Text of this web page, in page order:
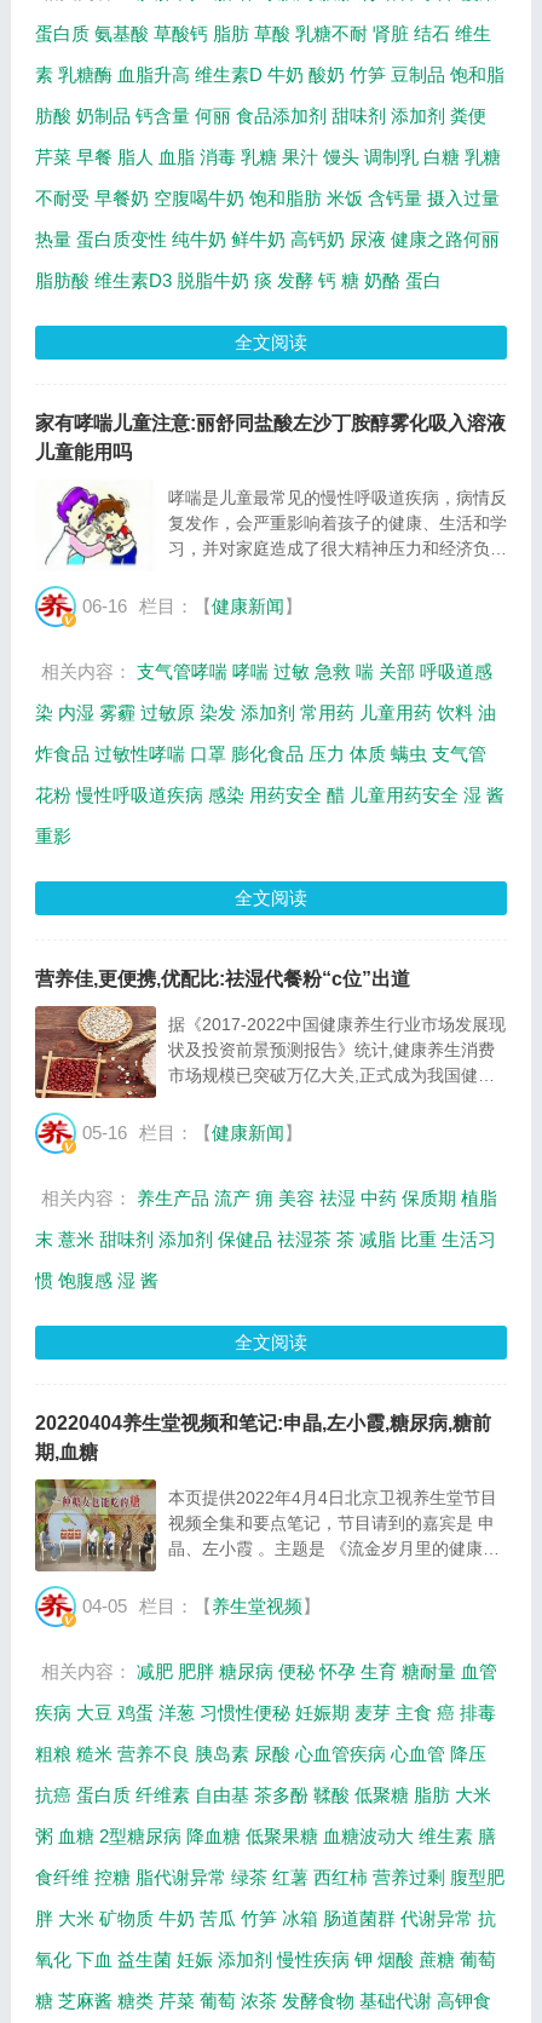
蛋白质 氨基酸 草酸钙 脂肪 草酸 乳糖不耐 肾脏 结石 维生
素 乳糖酶 血脂升高 维生素D 牛奶 酸奶 竹笋 豆制品 饱和脂
肪酸 奶制品 钙含量 何丽 食品添加剂 甜味剂 添加剂 粪便
芹菜 早餐 脂人 血脂 消毒 乳糖 果汁 馒头 调制乳 白糖 乳糖
不耐受 早餐奶 空腹喝牛奶 饱和脂肪 米饭 含钙量 摄入过量
热量 蛋白质变性 纯牛奶 鲜牛奶 高钙奶 尿液 健康之路何丽
脂肪酸 维生素D3 脱脂牛奶 痰 发酵 钙 糖 奶酪 蛋白
全文阅读
家有哮喘儿童注意:丽舒同盐酸左沙丁胺醇雾化吸入溶液
儿童能用吗
哮喘是儿童最常见的慢性呼吸道疾病，病情反
复发作，会严重影响着孩子的健康、生活和学
习，并对家庭造成了很大精神压力和经济负
哮喘患儿的家庭更应注意备好急救药物，今天
06-16 栏目：【健康新闻】
相关内容： 支气管哮喘 哮喘 过敏 急救 喘 关部 呼吸道感
染 内湿 雾霾 过敏原 染发 添加剂 常用药 儿童用药 饮料 油
炸食品 过敏性哮喘 口罩 膨化食品 压力 体质 螨虫 支气管
花粉 慢性呼吸道疾病 感染 用药安全 醋 儿童用药安全 湿 酱
重影
全文阅读
营养佳,更便携,优配比:祛湿代餐粉“c位”出道
据《2017-2022中国健康养生行业市场发展现
状及投资前景预测报告》统计,健康养生消费
市场规模已突破万亿大关,正式成为我国健康
作为健康养生行业的纲领性文件,《2017-
05-16 栏目：【健康新闻】
相关内容： 养生产品 流产 痈 美容 祛湿 中药 保质期 植脂
末 薏米 甜味剂 添加剂 保健品 祛湿茶 茶 减脂 比重 生活习
惯 饱腹感 湿 酱
全文阅读
20220404养生堂视频和笔记:申晶,左小霞,糖尿病,糖前
期,血糖
本页提供2022年4月4日北京卫视养生堂节目
视频全集和要点笔记，节目请到的嘉宾是 申
晶、左小霞 。主题是 《流金岁月里的健康秘
的暂停键，一种可抑制血糖的糖等相关内容，
04-05 栏目：【养生堂视频】
相关内容： 减肥 肥胖 糖尿病 便秘 怀孕 生育 糖耐量 血管
疾病 大豆 鸡蛋 洋葱 习惯性便秘 妊娠期 麦芽 主食 癌 排毒
粗粮 糙米 营养不良 胰岛素 尿酸 心血管疾病 心血管 降压
抗癌 蛋白质 纤维素 自由基 茶多酚 鞣酸 低聚糖 脂肪 大米
粥 血糖 2型糖尿病 降血糖 低聚果糖 血糖波动大 维生素 膳
食纤维 控糖 脂代谢异常 绿茶 红薯 西红柿 营养过剩 腹型肥
胖 大米 矿物质 牛奶 苦瓜 竹笋 冰箱 肠道菌群 代谢异常 抗
氧化 下血 益生菌 妊娠 添加剂 慢性疾病 钾 烟酸 蔗糖 葡萄
糖 芝麻酱 糖类 芹菜 葡萄 浓茶 发酵食物 基础代谢 高钾食